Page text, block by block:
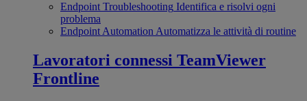
Endpoint Troubleshooting Identifica e risolvi ogni
problema
Endpoint Automation Automatizza le attività di routine
Lavoratori connessi TeamViewer
Frontline